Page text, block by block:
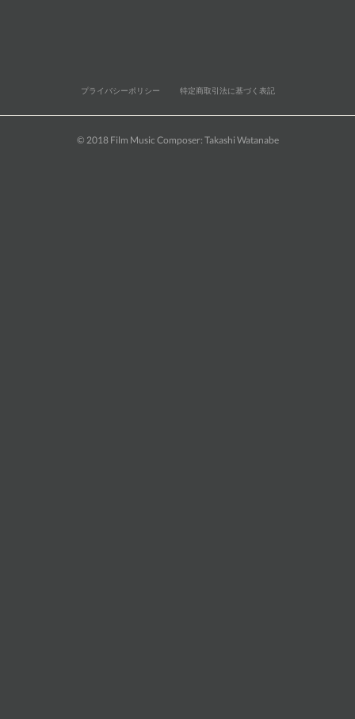
プライバシーポリシー 特定商取引法に基づく表記
© 2018 Film Music Composer: Takashi Watanabe